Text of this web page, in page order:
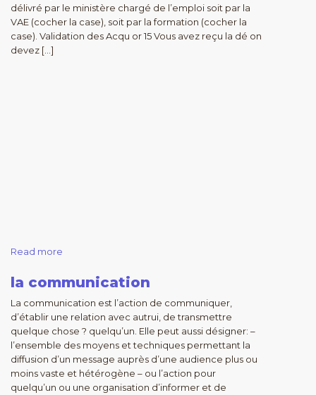
délivré par le ministère chargé de l’emploi soit par la
VAE (cocher la case), soit par la formation (cocher la
case). Validation des Acqu or 15 Vous avez reçu la dé on
devez […]
Read more
la communication
La communication est l’action de communiquer,
d’établir une relation avec autrui, de transmettre
quelque chose ? quelqu’un. Elle peut aussi désigner: –
l’ensemble des moyens et techniques permettant la
diffusion d’un message auprès d’une audience plus ou
moins vaste et hétérogène – ou l’action pour
quelqu’un ou une organisation d’informer et de